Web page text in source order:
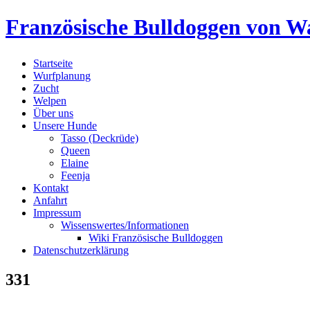
Skip
to
Französische Bulldoggen von
Startseite
Wurfplanung
Zucht
Welpen
Über uns
Unsere Hunde
Tasso (Deckrüde)
Queen
Elaine
Feenja
Kontakt
Anfahrt
Impressum
Wissenswertes/Informationen
Wiki Französische Bulldoggen
Datenschutzerklärung
331